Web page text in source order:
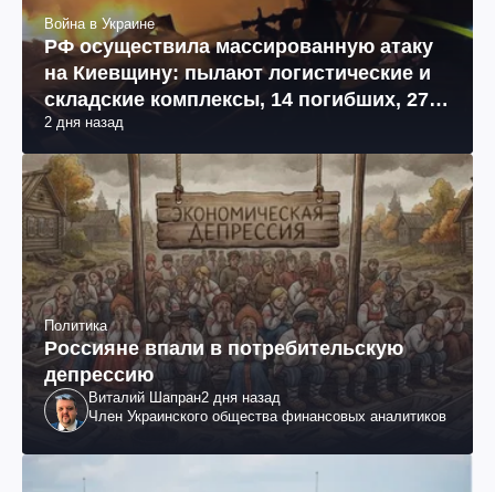
Война в Украине
РФ осуществила массированную атаку
на Киевщину: пылают логистические и
складские комплексы, 14 погибших, 27
раненых (фото, видео)
2 дня назад
Политика
Россияне впали в потребительскую
депрессию
Виталий Шапран2 дня назад
Член Украинского общества финансовых аналитиков